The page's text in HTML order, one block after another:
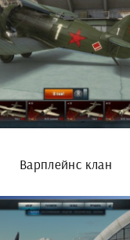
Варплейнс клан